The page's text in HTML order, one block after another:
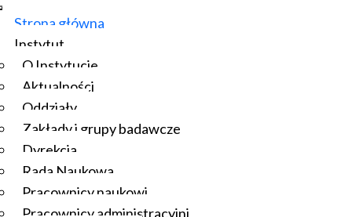
Strona główna
Instytut
O Instytucie
Aktualności
Oddziały
Zakłady i grupy badawcze
Dyrekcja
Rada Naukowa
Pracownicy naukowi
Pracownicy administracyjni